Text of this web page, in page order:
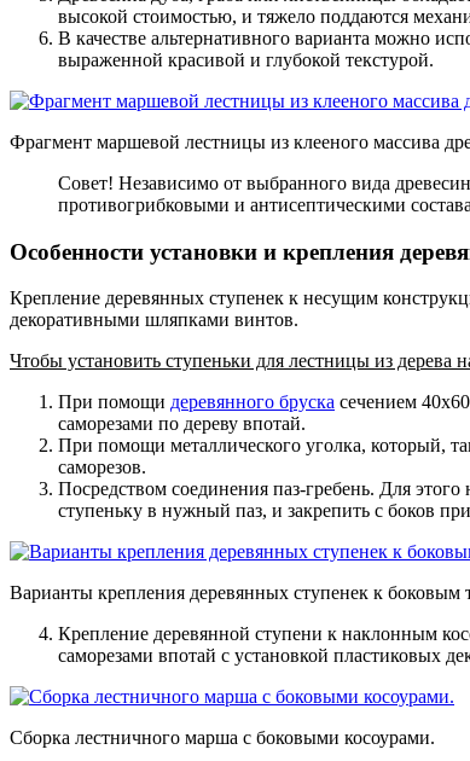
высокой стоимостью, и тяжело поддаются
В качестве альтернативного варианта можно
выраженной красивой и глубокой текстурой.
Фрагмент маршевой лестницы из клееного массива
Совет! Независимо от выбранного вида
противогрибковыми и антисептическими
Особенности установки и крепления
Крепление деревянных ступенек к несущим
декоративными шляпками винтов.
Чтобы установить ступеньки для лестницы из дерева
При помощи деревянного бруска сечением
саморезами по дереву впотай.
При помощи металлического уголка, который,
саморезов.
Посредством соединения паз-гребень. Для
ступеньку в нужный паз, и закрепить с боков
Варианты крепления деревянных ступенек к боковым
Крепление деревянной ступени к наклонным
саморезами впотай с установкой пластиковых
Сборка лестничного марша с боковыми косоурами.